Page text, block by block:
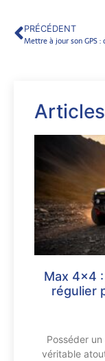
PRÉCÉDENT
Max 4×4
régulier
Posséder
véritable